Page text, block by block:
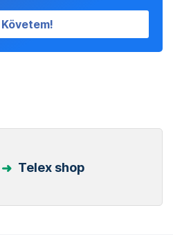
Követem!
Telex shop